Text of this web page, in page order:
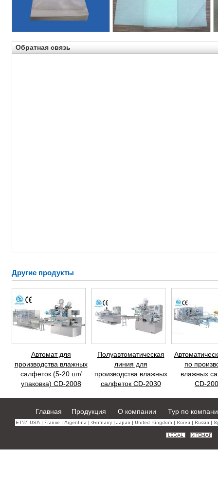
Обратная связь
Другие продукты
Автомат для
производства влажных
салфеток (5-20 шт/
упаковка) CD-2008
Полуавтоматическая
линия для
производства влажных
салфеток CD-2030
по
влажных
CD-
Главная Продукция О компании Тур по